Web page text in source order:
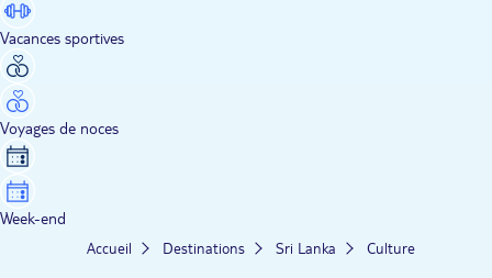
Vacances sportives
Voyages de noces
Week-end
Accueil Destinations Sri Lanka Culture